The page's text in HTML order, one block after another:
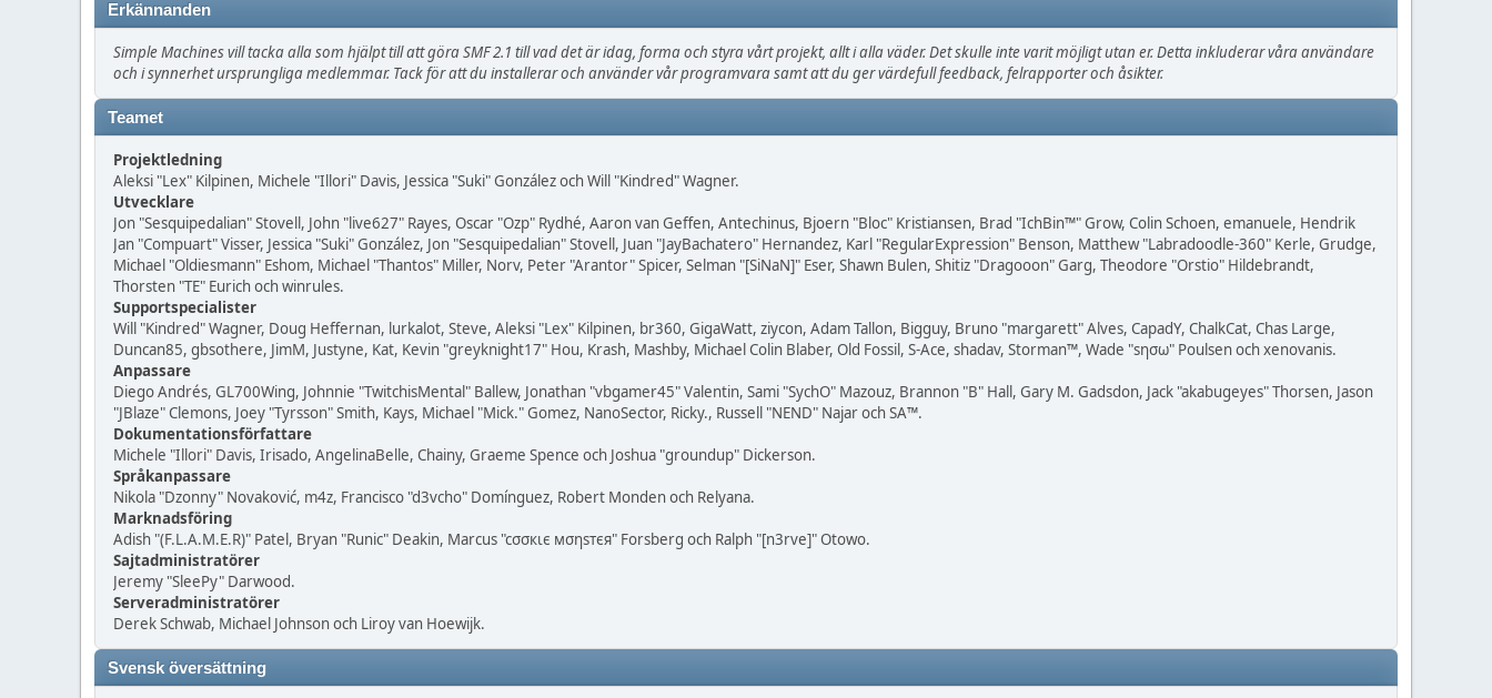
Erkännanden
Simple Machines vill tacka alla som hjälpt till att göra SMF 2.1 till vad det är idag, forma och styra vårt projekt, allt i alla väder. Det skulle inte varit möjligt utan er. Detta inkluderar våra användare
och i synnerhet ursprungliga medlemmar. Tack för att du installerar och använder vår programvara samt att du ger värdefull feedback, felrapporter och åsikter.
Teamet
Projektledning
Aleksi "Lex" Kilpinen, Michele "Illori" Davis, Jessica "Suki" González och Will "Kindred" Wagner.
Utvecklare
Jon "Sesquipedalian" Stovell, John "live627" Rayes, Oscar "Ozp" Rydhé, Aaron van Geffen, Antechinus, Bjoern "Bloc" Kristiansen, Brad "IchBin™" Grow, Colin Schoen, emanuele, Hendrik
Jan "Compuart" Visser, Jessica "Suki" González, Jon "Sesquipedalian" Stovell, Juan "JayBachatero" Hernandez, Karl "RegularExpression" Benson, Matthew "Labradoodle-360" Kerle, Grudge,
Michael "Oldiesmann" Eshom, Michael "Thantos" Miller, Norv, Peter "Arantor" Spicer, Selman "[SiNaN]" Eser, Shawn Bulen, Shitiz "Dragooon" Garg, Theodore "Orstio" Hildebrandt,
Thorsten "TE" Eurich och winrules.
Supportspecialister
Will "Kindred" Wagner, Doug Heffernan, lurkalot, Steve, Aleksi "Lex" Kilpinen, br360, GigaWatt, ziycon, Adam Tallon, Bigguy, Bruno "margarett" Alves, CapadY, ChalkCat, Chas Large,
Duncan85, gbsothere, JimM, Justyne, Kat, Kevin "greyknight17" Hou, Krash, Mashby, Michael Colin Blaber, Old Fossil, S-Ace, shadav, Storman™, Wade "sησω" Poulsen och xenovanis.
Anpassare
Diego Andrés, GL700Wing, Johnnie "TwitchisMental" Ballew, Jonathan "vbgamer45" Valentin, Sami "SychO" Mazouz, Brannon "B" Hall, Gary M. Gadsdon, Jack "akabugeyes" Thorsen, Jason
"JBlaze" Clemons, Joey "Tyrsson" Smith, Kays, Michael "Mick." Gomez, NanoSector, Ricky., Russell "NEND" Najar och SA™.
Dokumentationsförfattare
Michele "Illori" Davis, Irisado, AngelinaBelle, Chainy, Graeme Spence och Joshua "groundup" Dickerson.
Språkanpassare
Nikola "Dzonny" Novaković, m4z, Francisco "d3vcho" Domínguez, Robert Monden och Relyana.
Marknadsföring
Adish "(F.L.A.M.E.R)" Patel, Bryan "Runic" Deakin, Marcus "cσσкιє мσηѕтєя" Forsberg och Ralph "[n3rve]" Otowo.
Sajtadministratörer
Jeremy "SleePy" Darwood.
Serveradministratörer
Derek Schwab, Michael Johnson och Liroy van Hoewijk.
Svensk översättning